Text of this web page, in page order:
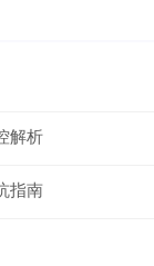
解析
指南